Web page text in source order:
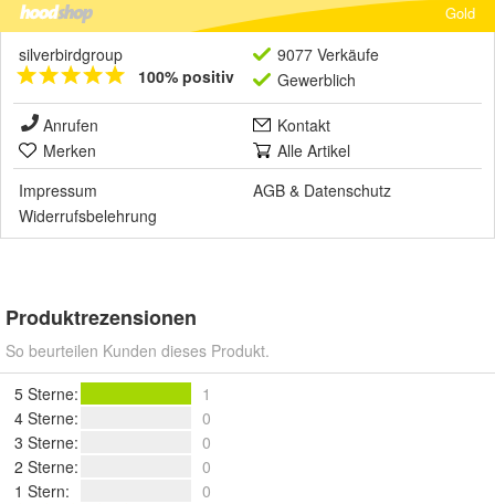
Gold
silverbirdgroup
100% positiv
9077 Verkäufe
Gewerblich
Anrufen
Kontakt
Merken
Alle Artikel
Impressum
AGB & Datenschutz
Widerrufsbelehrung
Produktrezensionen
So beurteilen Kunden dieses Produkt.
5 Sterne:
1
4 Sterne:
0
3 Sterne:
0
2 Sterne:
0
1 Stern:
0